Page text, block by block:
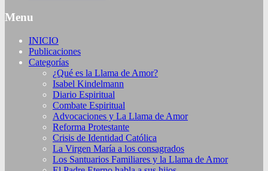
Menu
INICIO
Publicaciones
Categorías
¿Qué es la Llama de Amor?
Isabel Kindelmann
Diario Espiritual
Combate Espiritual
Advocaciones y La Llama de Amor
Reforma Protestante
Crisis de Identidad Católica
La Virgen María a los consagrados
Los Santuarios Familiares y la Llama de Amor